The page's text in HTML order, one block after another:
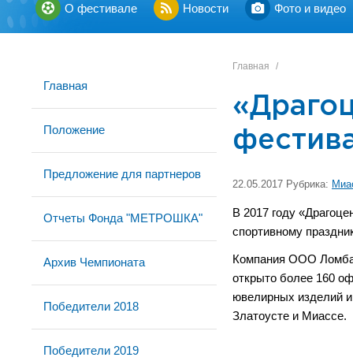
О фестивале Новости Фото и видео
Главная
Положение
Предложение для партнеров
Отчеты Фонда "МЕТРОШКА"
Архив Чемпионата
Победители 2018
Победители 2019
Главная /
22.05.2017 Рубрика:
В 2017 году
спортивному
Компания ООО
открыто более 160
ювелирных изделий
Златоусте и Миассе.